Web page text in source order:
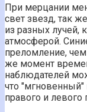
При мерцании
свет звезд, так
из разных лучей,
атмосферой.
преломление,
же момент
наблюдателей
что
правого и левого